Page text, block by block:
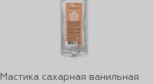
Мастика сахарная ванильная